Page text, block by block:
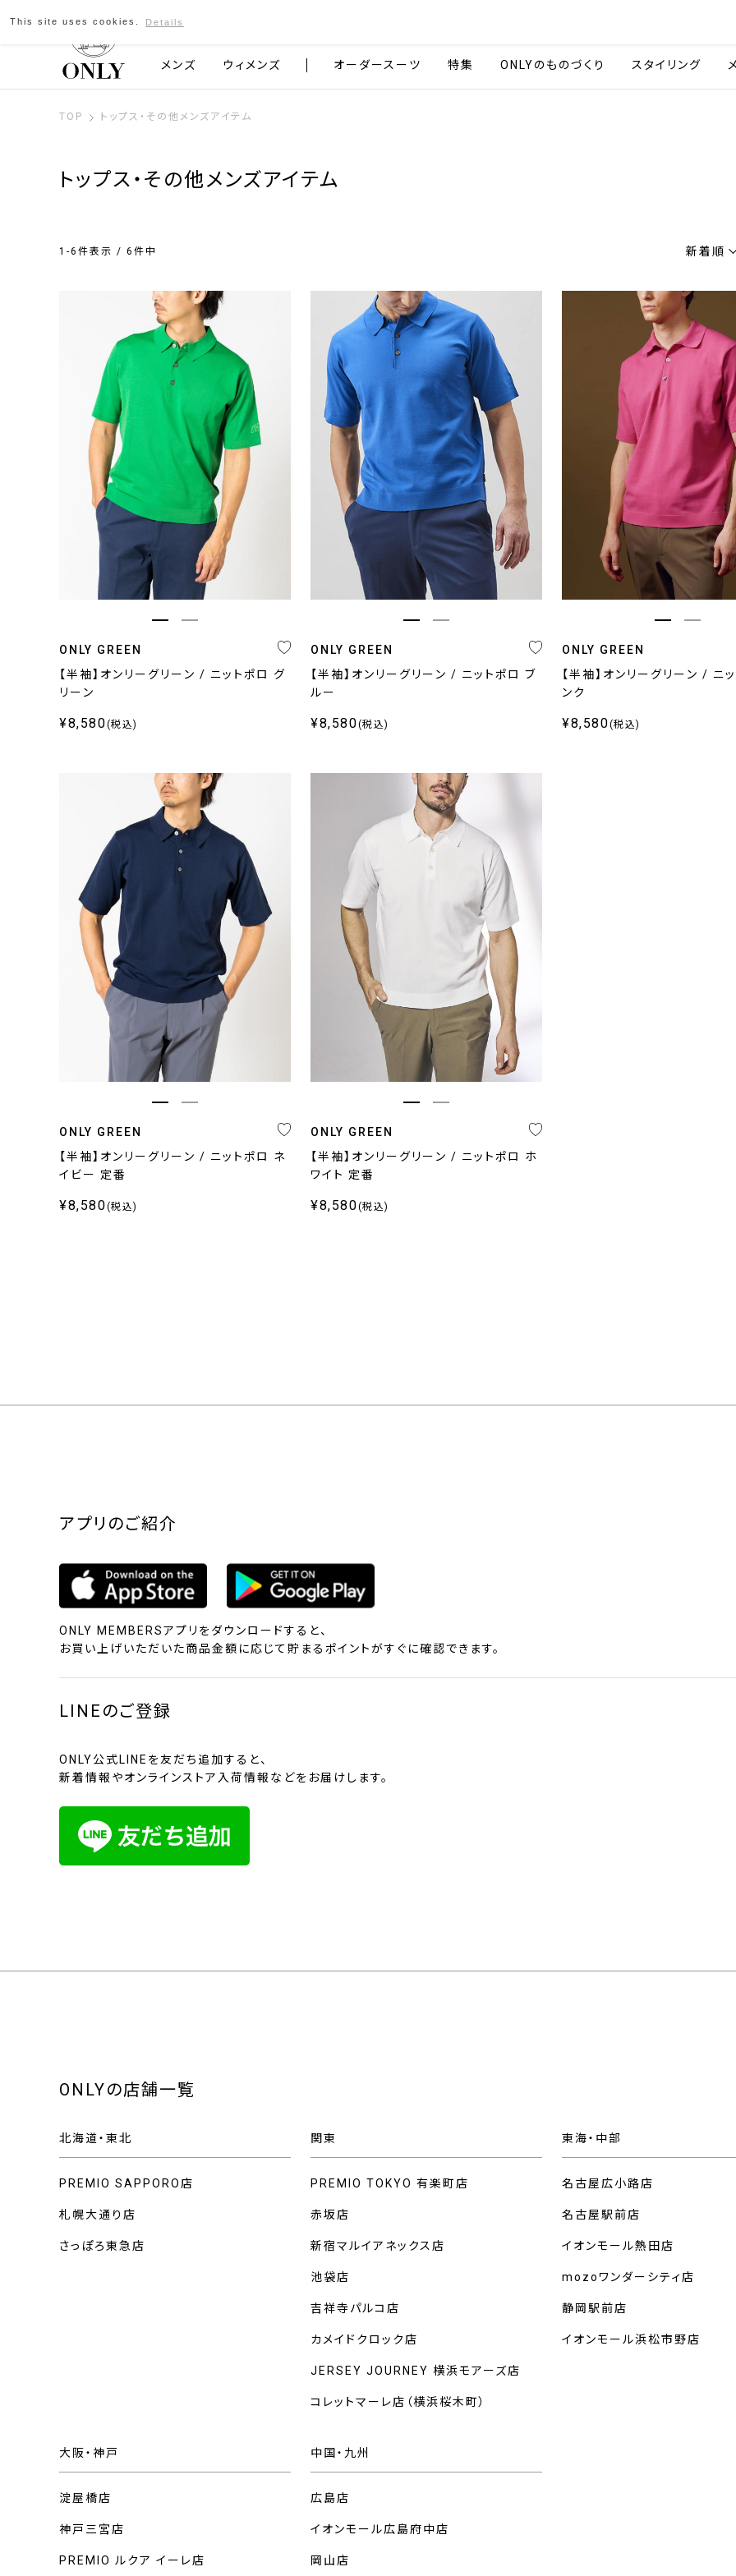
京都発のスーツブランド ONLY
メンズ ウィメンズ オーダースーツ 特集 ONLYのものづくり スタイリング
TOP トップス・その他メンズアイテム
トップス・その他メンズアイテム
1-6件表示 / 6件中 新着順
ネイビー・ブルー系
グレー系
ブラウン・ベージュ系
ホワイト
無地
柄無地
ストライプ
チェック
キーワード
プライス
〜
ONLY GREEN
【半袖】オンリーグリーン / ニットポロ グ
リーン
¥8,580(税込)
ONLY GREEN
【半袖】オンリーグリーン / ニットポロ ブ
ルー
¥8,580(税込)
ONLY GREEN
【半袖】オンリーグリーン / ニ
ンク
¥8,580(税込)
ONLY GREEN
【半袖】オンリーグリーン / ニットポロ ネ
イビー 定番
¥8,580(税込)
ONLY GREEN
【半袖】オンリーグリーン / ニットポロ ホ
ワイト 定番
¥8,580(税込)
アプリのご紹介
ONLY MEMBERSアプリをダウンロードすると、
お買い上げいただいた商品金額に応じて貯まるポイントがすぐに確認できます。
LINEのご登録
ONLY公式LINEを友だち追加すると、
新着情報やオンラインストア入荷情報などをお届けします。
ONLYの店舗一覧
北海道・東北
PREMIO SAPPORO店
札幌大通り店
さっぽろ東急店
関東
PREMIO TOKYO 有楽町店
赤坂店
新宿マルイアネックス店
池袋店
吉祥寺パルコ店
カメイドクロック店
JERSEY JOURNEY 横浜モアーズ店
コレットマーレ店（横浜桜木町）
東海・中部
名古屋広小路店
名古屋駅前店
イオンモール熱田店
mozoワンダーシティ店
静岡駅前店
イオンモール浜松市野店
大阪・神戸
淀屋橋店
神戸三宮店
PREMIO ルクア イーレ店
中国・九州
広島店
イオンモール広島府中店
岡山店
This site uses cookies. Details